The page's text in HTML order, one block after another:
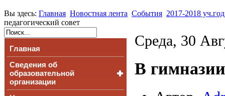
Вы здесь: Главная Новостная лента События 2017-2018 уч.год
педагогический совет
Главная
Сведения об
образовательной
организации
Среда, 30
В